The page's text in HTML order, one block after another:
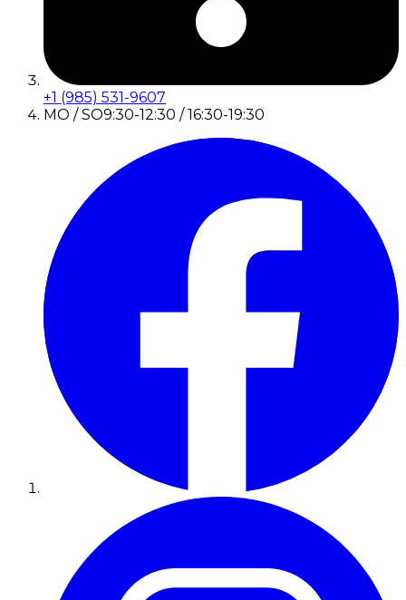
+1 (985) 531-9607
MO / SO9:30-12:30 / 16:30-19:30